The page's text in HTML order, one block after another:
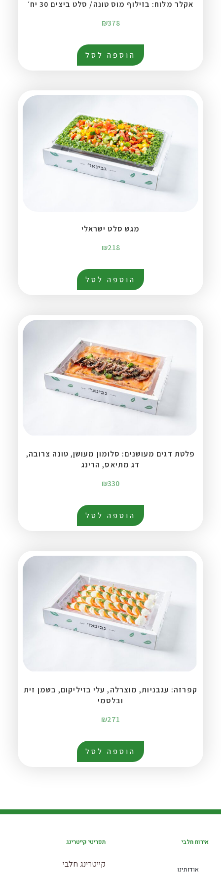
אקלר מלוח: בזילוף מוס טונה/ סלט ביצים 30 יח׳
₪378
הוספה לסל
מגש סלט ישראלי
₪218
הוספה לסל
פלטת דגים מעושנים: סלומון מעושן, טונה צרובה,
דג מתיאס, הרינג
₪330
הוספה לסל
קפרזה: עגבניות, מוצרלה, עלי בזיליקום, בשמן זית
ובלסמי
₪271
הוספה לסל
אירוח חלבי
אודותינו
תפריטי קייטרינג
קייטרינג חלבי